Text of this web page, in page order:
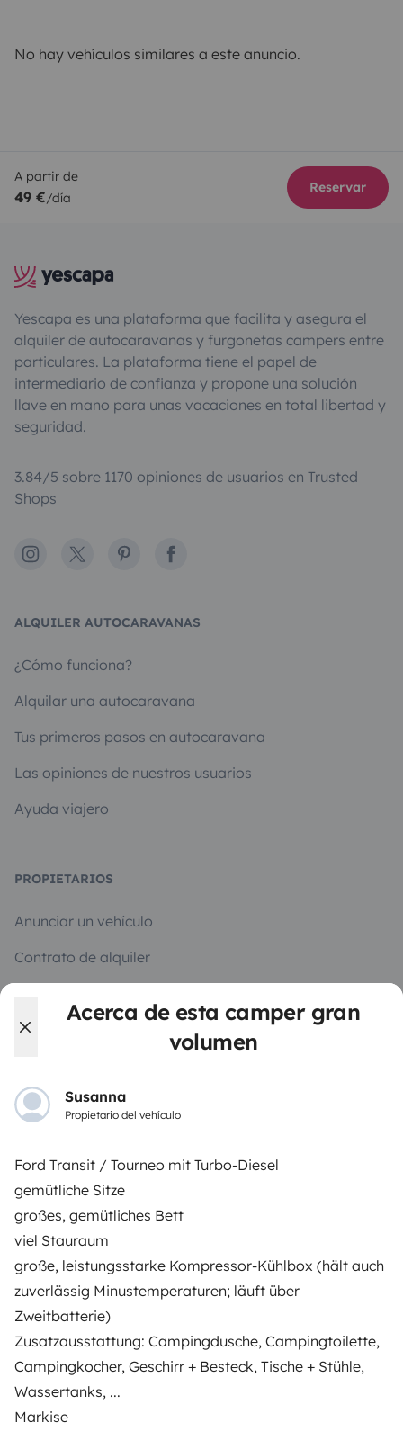
Acerca de esta camper gran
volumen
Susanna
Propietario del vehículo
Ford Transit / Tourneo mit Turbo-Diesel
gemütliche Sitze
großes, gemütliches Bett
viel Stauraum
große, leistungsstarke Kompressor-Kühlbox (hält auch
zuverlässig Minustemperaturen; läuft über
Zweitbatterie)
Zusatzausstattung: Campingdusche, Campingtoilette,
Campingkocher, Geschirr + Besteck, Tische + Stühle,
Wassertanks, ...
Markise
No hay vehículos similares a este anuncio.
A partir de
49 €/día
Reservar
Yescapa es una plataforma que facilita y asegura el
alquiler de autocaravanas y furgonetas campers entre
particulares. La plataforma tiene el papel de
intermediario de confianza y propone una solución
llave en mano para unas vacaciones en total libertad y
seguridad.
3.84/5 sobre 1170 opiniones de usuarios en Trusted
Shops
Instagram
X PinterestFacebook
ALQUILER AUTOCARAVANAS
¿Cómo funciona?
Alquilar una autocaravana
Tus primeros pasos en autocaravana
Las opiniones de nuestros usuarios
Ayuda viajero
PROPIETARIOS
Anunciar un vehículo
Contrato de alquiler
Asistencias de alquiler
Medios de pago seguros Pago en varios plazos
App Store
Blog Contáctanos Empleo
CGU
Confidencialidad
Cookies